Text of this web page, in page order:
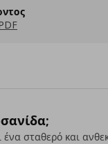
ένα σταθερό και